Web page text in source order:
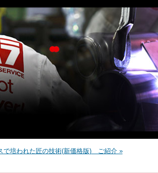
で培われた匠の技術(新価格版) ご紹介 »